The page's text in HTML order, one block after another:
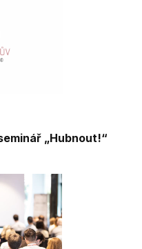
„Hubnout!“